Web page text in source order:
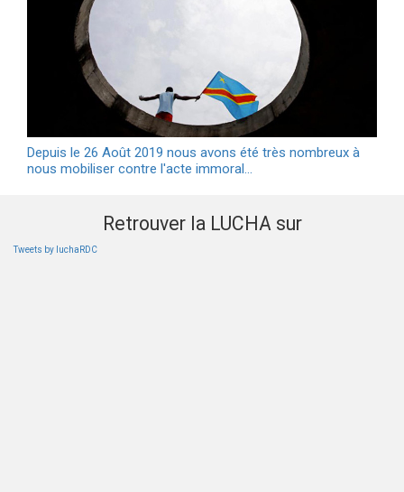
Depuis le 26 Août 2019 nous avons été très nombreux à
nous mobiliser contre l'acte immoral…
Retrouver la LUCHA sur
Tweets by luchaRDC